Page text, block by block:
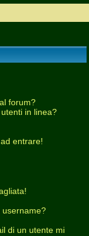
forum?
in linea?
entrare!
username?
di un utente mi